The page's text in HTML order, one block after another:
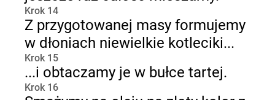
Krok 14
Z przygotowanej masy formujemy
w dłoniach niewielkie kotleciki...
Krok 15
...i obtaczamy je w bułce tartej.
Krok 16